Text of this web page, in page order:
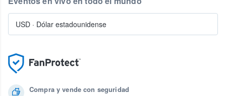
Compra y vende con seguridad
USD · Dólar estadounidense